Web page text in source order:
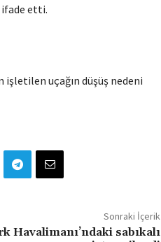
ifade etti.
uçağın düşüş nedeni
Sonraki İçerik
Havalimanı’ndaki sabıkalı